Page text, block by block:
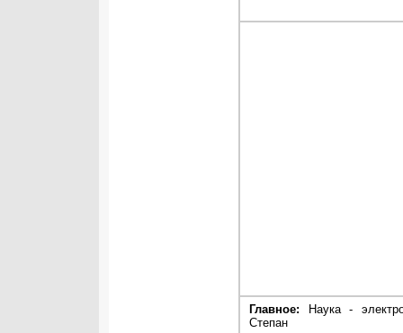
Главное: Наука -
Степан